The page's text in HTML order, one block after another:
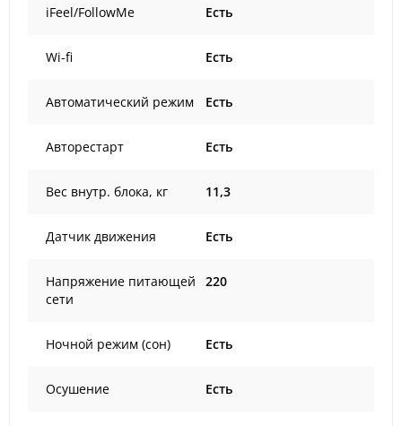
iFeel/FollowMe Есть
Wi-fi Есть
Автоматический режим Есть
Авторестарт Есть
Вес внутр. блока, кг 11,3
Датчик движения Есть
Напряжение питающей
сети
220
Ночной режим (сон) Есть
Осушение Есть